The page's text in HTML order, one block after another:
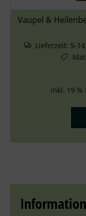
Vaupel &
Lieferzeit: 5-
inkl. 19 %